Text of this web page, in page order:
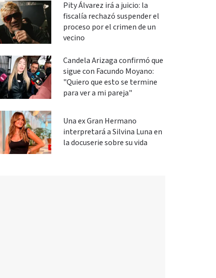
Pity Álvarez irá a juicio: la
fiscalía rechazó suspender el
proceso por el crimen de un
vecino
Candela Arizaga confirmó que
sigue con Facundo Moyano:
"Quiero que esto se termine
para ver a mi pareja"
Una ex Gran Hermano
interpretará a Silvina Luna en
la docuserie sobre su vida